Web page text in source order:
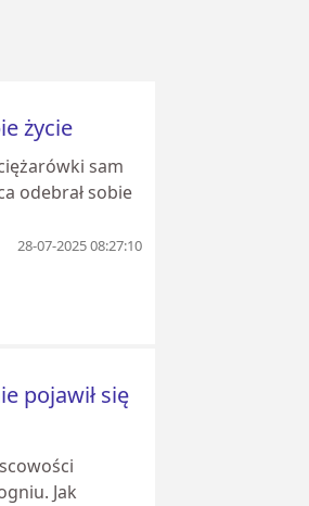
życie
sam
odebrał sobie
28-07-2025 08:27:10
pojawił się
Jak